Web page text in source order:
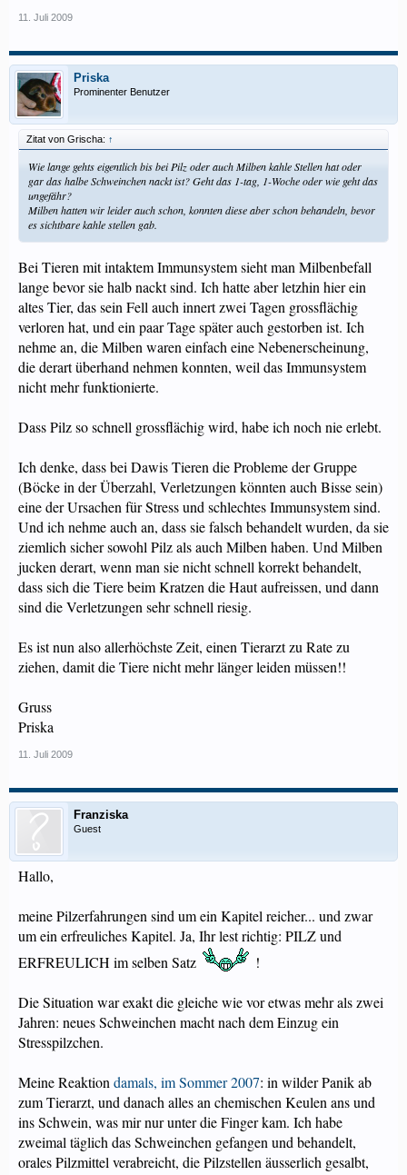
11. Juli 2009
Priska
Prominenter Benutzer
Zitat von Grischa: ↑
Wie lange gehts eigentlich bis bei Pilz oder auch Milben kahle Stellen hat oder
gar das halbe Schweinchen nackt ist? Geht das 1-tag, 1-Woche oder wie geht das
ungefähr?
Milben hatten wir leider auch schon, konnten diese aber schon behandeln, bevor
es sichtbare kahle stellen gab.
Bei Tieren mit intaktem Immunsystem sieht man Milbenbefall
lange bevor sie halb nackt sind. Ich hatte aber letzhin hier ein
altes Tier, das sein Fell auch innert zwei Tagen grossflächig
verloren hat, und ein paar Tage später auch gestorben ist. Ich
nehme an, die Milben waren einfach eine Nebenerscheinung,
die derart überhand nehmen konnten, weil das Immunsystem
nicht mehr funktionierte.
Dass Pilz so schnell grossflächig wird, habe ich noch nie erlebt.
Ich denke, dass bei Dawis Tieren die Probleme der Gruppe
(Böcke in der Überzahl, Verletzungen könnten auch Bisse sein)
eine der Ursachen für Stress und schlechtes Immunsystem sind.
Und ich nehme auch an, dass sie falsch behandelt wurden, da sie
ziemlich sicher sowohl Pilz als auch Milben haben. Und Milben
jucken derart, wenn man sie nicht schnell korrekt behandelt,
dass sich die Tiere beim Kratzen die Haut aufreissen, und dann
sind die Verletzungen sehr schnell riesig.
Es ist nun also allerhöchste Zeit, einen Tierarzt zu Rate zu
ziehen, damit die Tiere nicht mehr länger leiden müssen!!
Gruss
Priska
11. Juli 2009
Franziska
Guest
Hallo,
meine Pilzerfahrungen sind um ein Kapitel reicher... und zwar
um ein erfreuliches Kapitel. Ja, Ihr lest richtig: PILZ und
ERFREULICH im selben Satz
!
Die Situation war exakt die gleiche wie vor etwas mehr als zwei
Jahren: neues Schweinchen macht nach dem Einzug ein
Stresspilzchen.
Meine Reaktion damals, im Sommer 2007: in wilder Panik ab
zum Tierarzt, und danach alles an chemischen Keulen ans und
ins Schwein, was mir nur unter die Finger kam. Ich habe
zweimal täglich das Schweinchen gefangen und behandelt,
orales Pilzmittel verabreicht, die Pilzstellen äusserlich gesalbt,